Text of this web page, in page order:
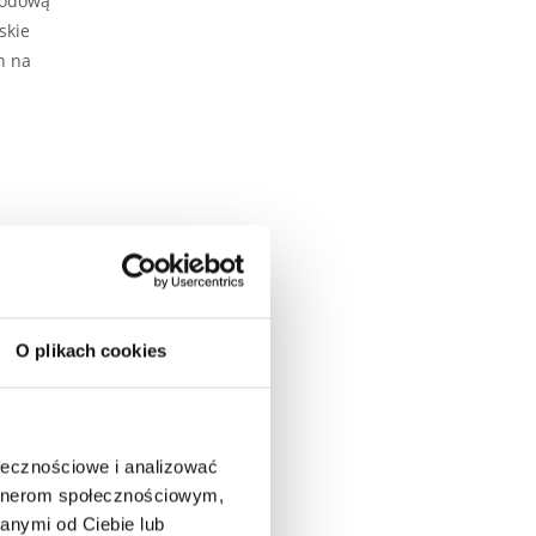
O plikach cookies
i analizować
społecznościowym,
od Ciebie lub
na